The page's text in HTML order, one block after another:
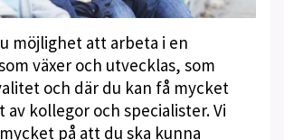
möjlighet att arbeta i en
växer och utvecklas, som
och där du kan få mycket
kollegor och specialister. Vi
på att du ska kunna